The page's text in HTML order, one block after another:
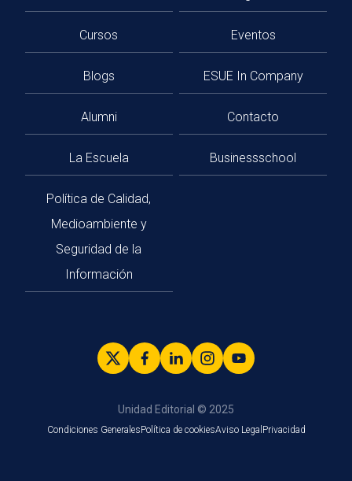
Cursos Eventos
Blogs ESUE In Company
Alumni Contacto
La Escuela Businessschool
Política de Calidad,
Medioambiente y
Seguridad de la
Información
Unidad Editorial © 2025
Condiciones GeneralesPolítica de cookiesAviso Legal Privacidad